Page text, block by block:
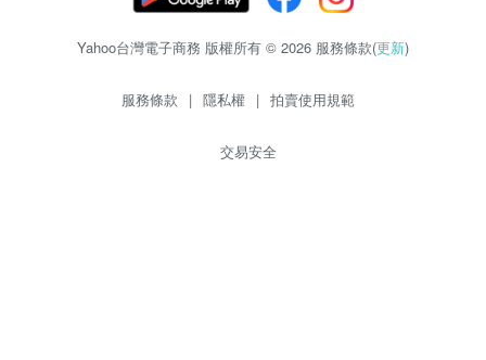
Yahoo台灣電子商務 版權所有 © 2026 服務條款(更新)
服務條款 | 隱私權 | 拍賣使用規範
交易安全